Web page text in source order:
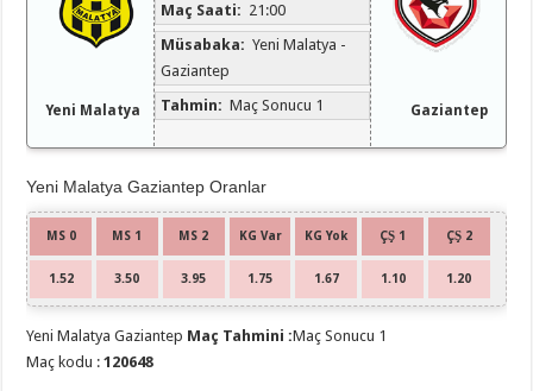
Yeni Malatya
Maç Saati: 21:00
Müsabaka: Yeni Malatya -
Gaziantep
Tahmin: Maç Sonucu 1 Gaziantep
Yeni Malatya Gaziantep Oranlar
MS 0 MS 1 MS 2 KG Var KG Yok ÇŞ 1 ÇŞ 2
1.52 3.50 3.95 1.75 1.67 1.10 1.20
Yeni Malatya Gaziantep Maç Tahmini :Maç Sonucu 1
Maç kodu :120648